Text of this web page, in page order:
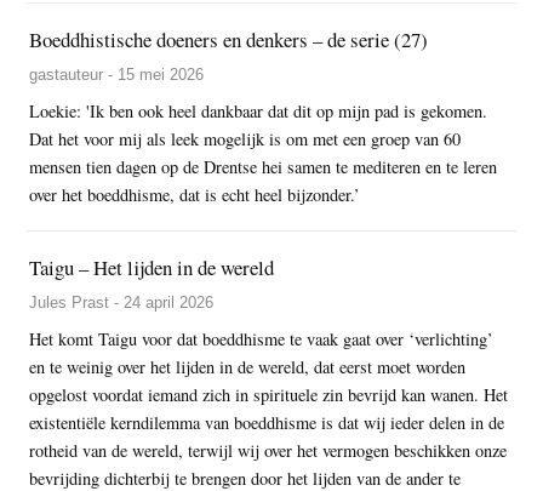
Boeddhistische doeners en denkers – de serie (27)
gastauteur - 15 mei 2026
Loekie: 'Ik ben ook heel dankbaar dat dit op mijn pad is gekomen.
Dat het voor mij als leek mogelijk is om met een groep van 60
mensen tien dagen op de Drentse hei samen te mediteren en te leren
over het boeddhisme, dat is echt heel bijzonder.’
Taigu – Het lijden in de wereld
Jules Prast - 24 april 2026
Het komt Taigu voor dat boeddhisme te vaak gaat over ‘verlichting’
en te weinig over het lijden in de wereld, dat eerst moet worden
opgelost voordat iemand zich in spirituele zin bevrijd kan wanen. Het
existentiële kerndilemma van boeddhisme is dat wij ieder delen in de
rotheid van de wereld, terwijl wij over het vermogen beschikken onze
bevrijding dichterbij te brengen door het lijden van de ander te